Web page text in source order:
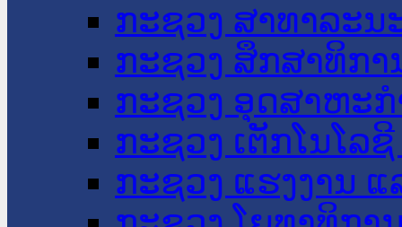
ກະຊວງ ສາທາລະນ
ກະຊວງ ສຶກສາທິກາ
ກະຊວງ ອຸດສາຫະ
ກະຊວງ ເຕັກໂນໂລ
ກະຊວງ ແຮງງານ